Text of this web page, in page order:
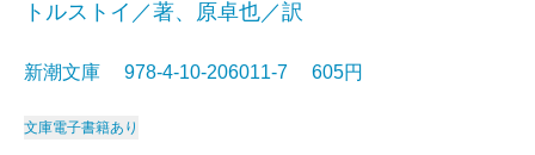
トルストイ／著、原卓也／訳
新潮文庫 978-4-10-206011-7 605円
文庫電子書籍あり